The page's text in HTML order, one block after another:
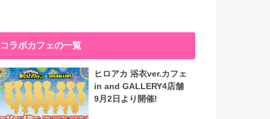
コラボカフェの一覧
ヒロアカ 浴衣ver.カフェ
in and GALLERY4店舗
9月2日より開催!